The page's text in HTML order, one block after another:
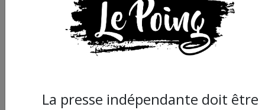
La presse indépendante doit être